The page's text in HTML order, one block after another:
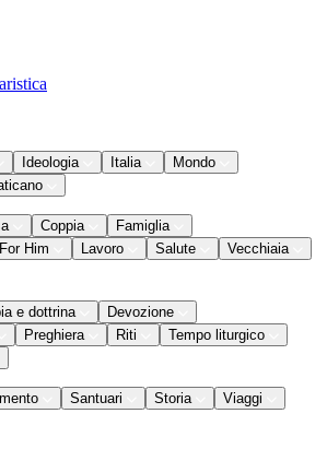
Ideologia Italia
Mondo
Coppia
Famiglia
Him
Lavoro Salute
Vecchiaia
e dottrina
Devozione
Preghiera Riti
Tempo liturgico
Santuari Storia Viaggi